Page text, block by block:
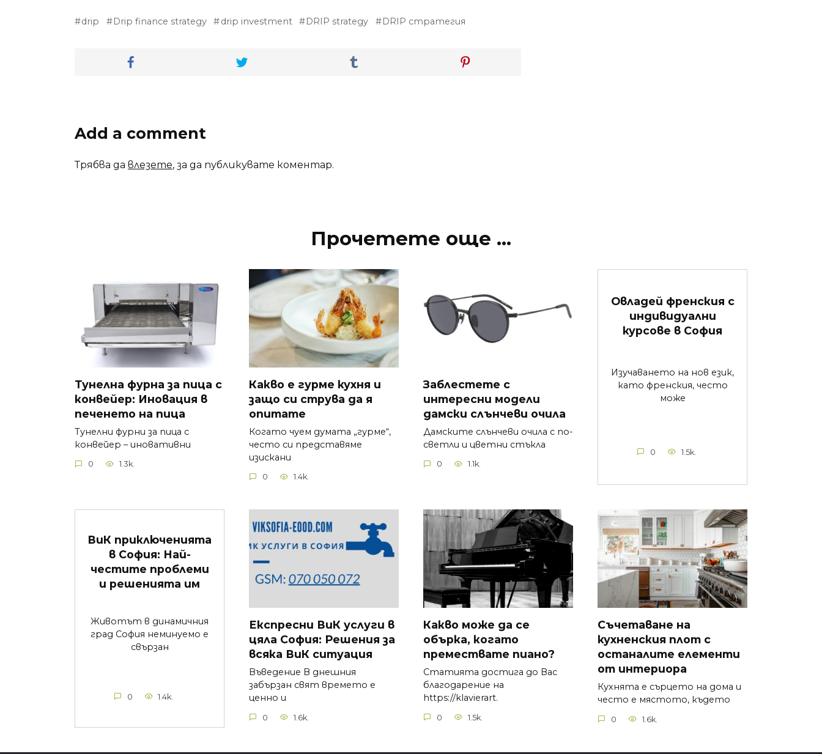
drip Drip finance strategy drip investment DRIP strategy DRIP стратегия
Add a comment
Трябва да влезете, за да публикувате коментар.
Прочетете още ...
Тунелна фурна за пица с
конвейер: Иновация в
печенето на пица
Тунелни фурни за пица с
конвейер – иновативни
0 1.3k.
Какво е гурме кухня и
защо си струва да я
опитате
Когато чуем думата „гурме“,
често си представяме
изискани
0 1.4k.
Заблестете с
интересни модели
дамски слънчеви очила
Дамските слънчеви очила с по-
светли и цветни стъкла
0 1.1k.
Овладей френския с
индивидуални
курсове в София
Изучаването на нов език,
като френския, често
може
0 1.5k.
ВиК приключенията
в София: Най-
честите проблеми
и решенията им
Животът в динамичния
град София неминуемо е
свързан
0 1.4k.
Експресни ВиК услуги в
цяла София: Решения за
всяка ВиК ситуация
Въведение В днешния
забързан свят времето е
ценно и
0 1.6k.
Какво може да се
обърка, когато
премествате пиано?
Статията достига до Вас
благодарение на
https://klavierart.
0 1.5k.
Съчетаване на
кухненския плот с
останалите елементи
от интериора
Кухнята е сърцето на дома и
често е мястото, където
0 1.6k.